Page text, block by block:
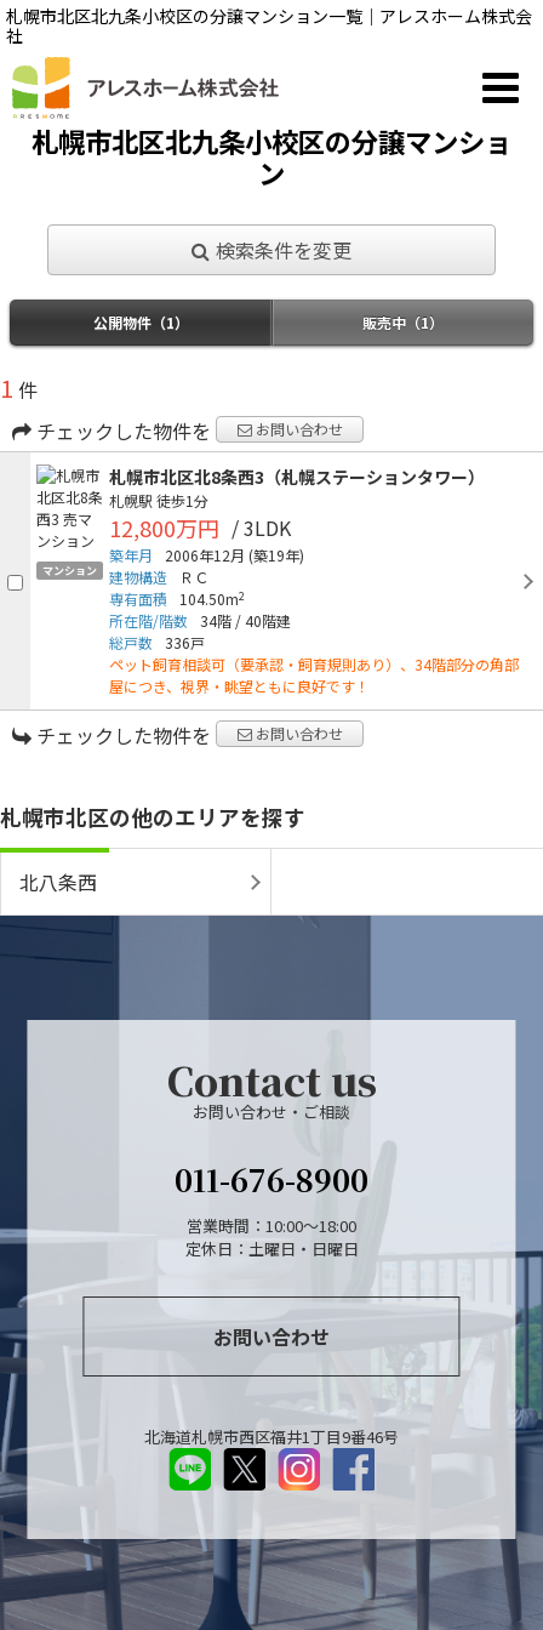
札幌市北区北九条小校区の分譲マンション一覧｜アレスホーム株式会
社
札幌市北区北九条小校区の分譲マンショ
ン
検索条件を変更
公開物件（1） 販売中（1）
1 件
チェックした物件を
お問い合わせ
マンション
札幌市北区北8条西3（札幌ステーションタワー）
札幌駅 徒歩1分
12,800万円 / 3LDK
築年月 2006年12月 (築19年)
建物構造
ＲＣ
専有面積
104.50m2
所在階/階数 34階 /40階建
総戸数 336戸
ペット飼育相談可（要承認・飼育規則あり）、34階部分の角部
屋につき、視界・眺望ともに良好です！
チェックした物件を お問い合わせ
札幌市北区の他のエリアを探す
北八条西
Contact us
お問い合わせ・ご相談
011-676-8900
営業時間：10:00～18:00
定休日：土曜日・日曜日
お問い合わせ
北海道札幌市西区福井1丁目9番46号